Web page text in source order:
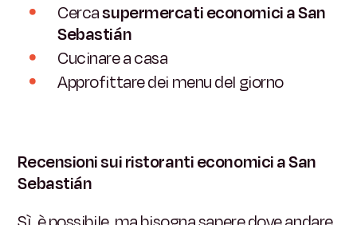
Cercasupermercati economici a San
Sebastián
Cucinare a casa
Approfittare dei menu del giorno
Recensioni sui ristoranti economici a San
Sebastián